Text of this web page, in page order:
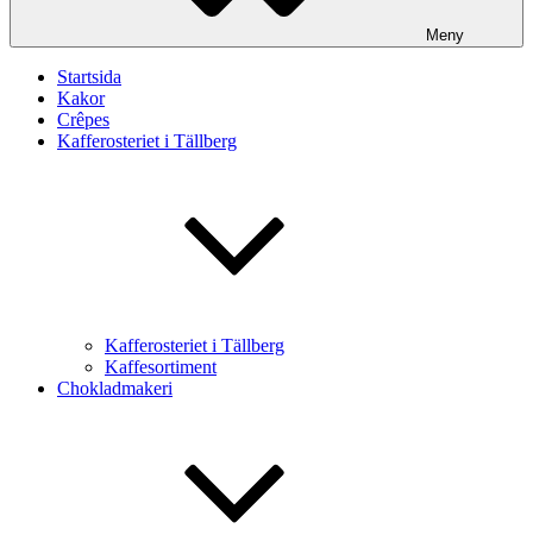
Meny
Startsida
Kakor
Crêpes
Kafferosteriet i Tällberg
Kafferosteriet i Tällberg
Kaffesortiment
Chokladmakeri